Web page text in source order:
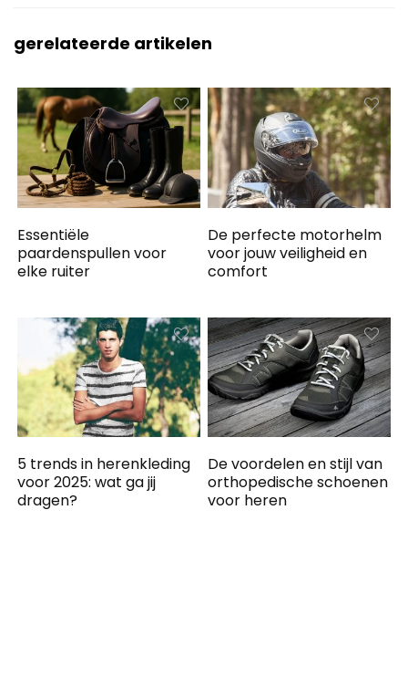
gerelateerde artikelen
Essentiële
paardenspullen voor
elke ruiter
De perfecte motorhelm
voor jouw veiligheid en
comfort
5 trends in herenkleding
voor 2025: wat ga jij
dragen?
De voordelen en stijl van
orthopedische schoenen
voor heren